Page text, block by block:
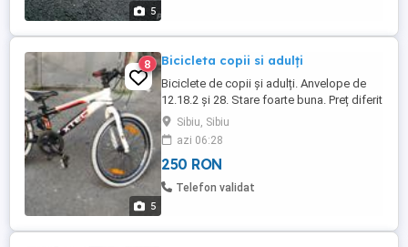
5
5
8 Bicicleta copii si adulți
Biciclete de copii și adulți. Anvelope de
12.18.2 și 28. Stare foarte buna. Preț diferit
în funcție de model. Informații
suplimentare la telefon.
Sibiu, Sibiu
azi 06:28
250 RON
Telefon validat